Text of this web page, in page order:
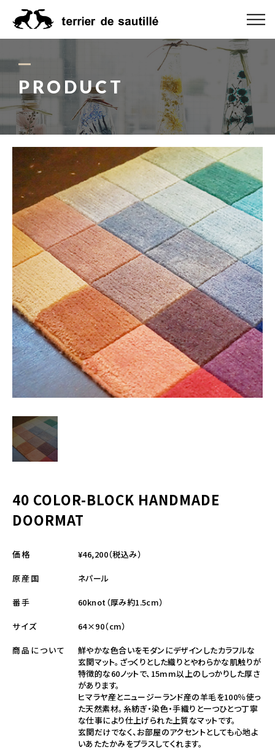
PRODUCT
40 COLOR-BLOCK HANDMADE
DOORMAT
価格 ¥46,200（税込み）
原産国 ネパール
番手 60knot（厚み約1.5cm）
サイズ 64×90（cm）
商品について
鮮やかな色合いをモダンにデザインしたカラフルな
玄関マット。ざっくりとした織りとやわらかな肌触りが
特徴的な60ノットで、15mm以上のしっかりした厚さ
があります。
ヒマラヤ産とニュージーランド産の羊毛を100％使っ
た天然素材。糸紡ぎ・染色・手織りと一つひとつ丁寧
な仕事により仕上げられた上質なマットです。
玄関だけでなく、お部屋のアクセントとしても心地よ
いあたたかみをプラスしてくれます。
ABOUT US
CATEGORY
PRODUCT
ORDER MADE
RUG GUIDE
NEWS
ONLINE SHOP
CONTACT
営業時間 11:00～18:00
土・日・祝日を除く
お問い合わせはこちら